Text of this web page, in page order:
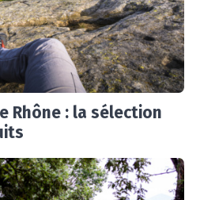
Rhône : la sélection